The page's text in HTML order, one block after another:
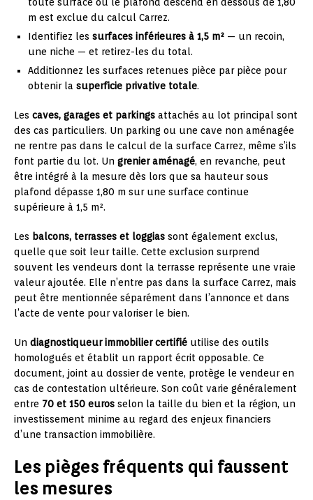
toute surface où le plafond descend en dessous de 1,80
m est exclue du calcul Carrez.
Identifiez les surfaces inférieures à 1,5 m² — un recoin,
une niche — et retirez-les du total.
Additionnez les surfaces retenues pièce par pièce pour
obtenir la superficie privative totale.
Les caves, garages et parkings attachés au lot principal sont
des cas particuliers. Un parking ou une cave non aménagée
ne rentre pas dans le calcul de la surface Carrez, même s’ils
font partie du lot. Un grenier aménagé, en revanche, peut
être intégré à la mesure dès lors que sa hauteur sous
plafond dépasse 1,80 m sur une surface continue
supérieure à 1,5 m².
Les balcons, terrasses et loggias sont également exclus,
quelle que soit leur taille. Cette exclusion surprend
souvent les vendeurs dont la terrasse représente une vraie
valeur ajoutée. Elle n’entre pas dans la surface Carrez, mais
peut être mentionnée séparément dans l’annonce et dans
l’acte de vente pour valoriser le bien.
Un diagnostiqueur immobilier certifié utilise des outils
homologués et établit un rapport écrit opposable. Ce
document, joint au dossier de vente, protège le vendeur en
cas de contestation ultérieure. Son coût varie généralement
entre 70 et 150 euros selon la taille du bien et la région, un
investissement minime au regard des enjeux financiers
d’une transaction immobilière.
Les pièges fréquents qui faussent
les mesures